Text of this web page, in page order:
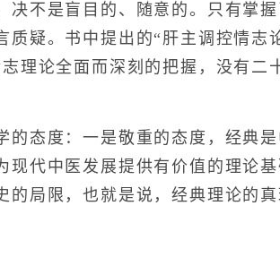
决不是盲目的、随意的。只有掌
疑。书中提出的“肝主调控情志
理论全面而深刻的把握，没有二
态度：一是敬重的态度，经典是
代中医发展提供有价值的理论
的局限，也就是说，经典理论的